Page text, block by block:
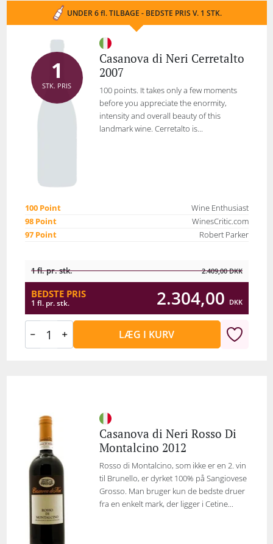
UNDER 6 fl. TILBAGE - BEDSTE PRIS V. 1 STK.
1
STK. PRIS
Casanova di Neri Cerretalto
2007
100 points. It takes only a few moments
before you appreciate the enormity,
intensity and overall beauty of this
landmark wine. Cerretalto is...
100 Point
Wine Enthusiast
98 Point
WinesCritic.com
97 Point
Robert Parker
1 fl. pr. stk. 2.409,00DKK
BEDSTE PRIS
1 fl. pr. stk. 2.304,00 DKK
LÆG I KURV
Casanova di Neri Rosso Di
Montalcino 2012
Rosso di Montalcino, som ikke er en 2. vin
til Brunello, er dyrket 100% på Sangiovese
Grosso. Man bruger kun de bedste druer
fra en enkelt mark, der ligger i Cetine...